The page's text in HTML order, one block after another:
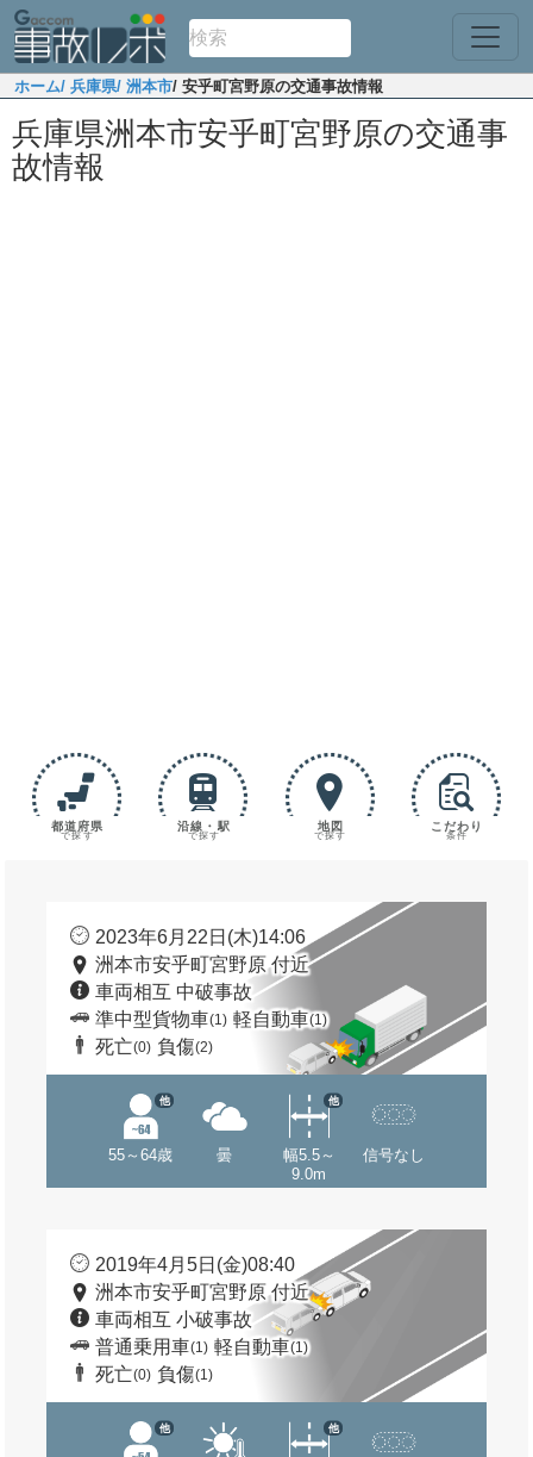
ホーム/ 兵庫県/ 洲本市/ 安乎町宮野原の交通事故情報
兵庫県洲本市安乎町宮野原の交通事
故情報
都道府県
で探す
沿線・駅
で探す
地図
で探す
こだわり
条件
2023年6月22日(木)14:06
洲本市安乎町宮野原 付近
車両相互 中破事故
準中型貨物車(1) 軽自動車(1)
死亡(0) 負傷(2)
55～64歳
他
曇
幅5.5～
9.0m
他
信号なし
2019年4月5日(金)08:40
洲本市安乎町宮野原 付近
車両相互 小破事故
普通乗用車(1) 軽自動車(1)
死亡(0) 負傷(1)
他 他